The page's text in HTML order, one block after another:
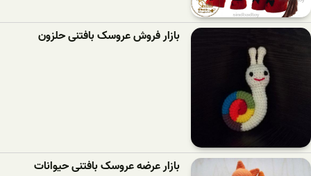
بازار فروش عروسک بافتنی حلزون
بازار عرضه عروسک بافتنی حیوانات